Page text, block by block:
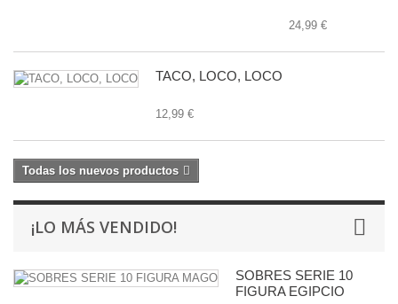
24,99 €
TACO, LOCO, LOCO
12,99 €
Todas los nuevos productos
¡LO MÁS VENDIDO!
SOBRES SERIE 10
FIGURA EGIPCIO